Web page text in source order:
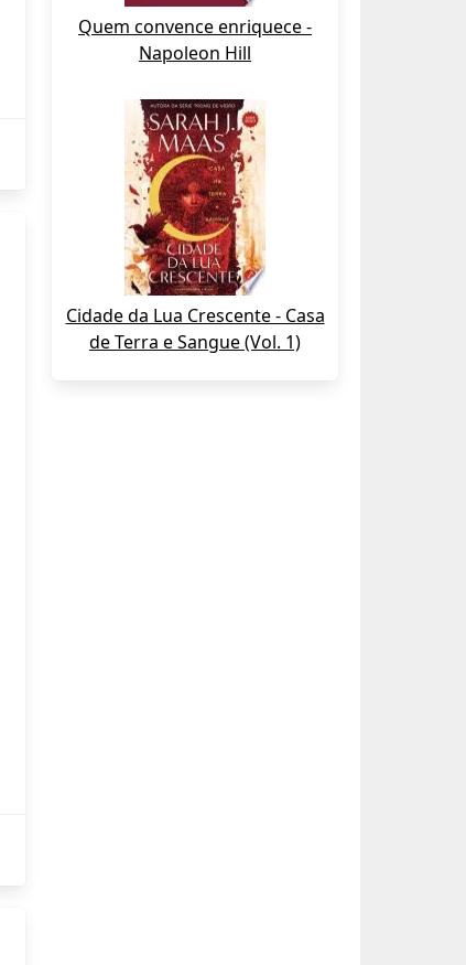
Quem convence enriquece -
Napoleon Hill
Cidade da Lua Crescente - Casa
de Terra e Sangue (Vol. 1)